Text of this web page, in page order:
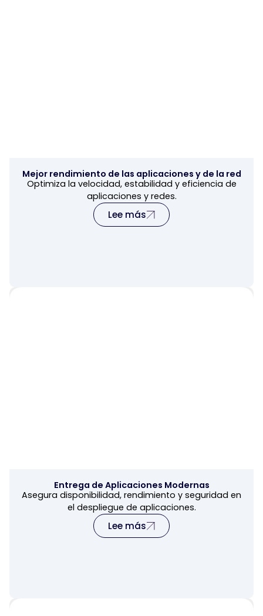
Mejor rendimiento de las aplicaciones y de la red
Optimiza la velocidad, estabilidad y eficiencia de
aplicaciones y redes.
Lee más
Entrega de Aplicaciones Modernas
Asegura disponibilidad, rendimiento y seguridad en
el despliegue de aplicaciones.
Lee más